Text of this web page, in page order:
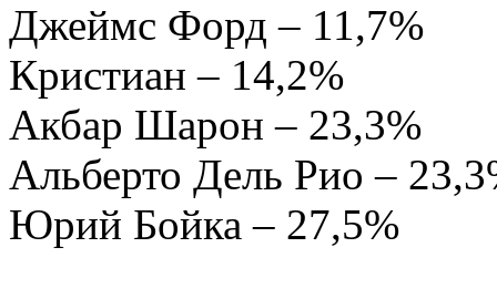
Джеймс Форд – 11,7%
Кристиан – 14,2%
Акбар Шарон – 23,3%
Альберто Дель Рио –
Юрий Бойка – 27,5%